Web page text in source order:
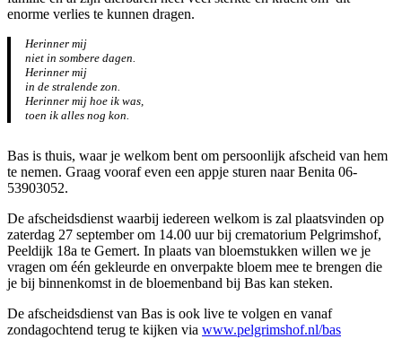
enorme verlies te kunnen dragen.
Herinner mij
niet in sombere dagen.
Herinner mij
in de stralende zon.
Herinner mij hoe ik was,
toen ik alles nog kon.
Bas is thuis, waar je welkom bent om persoonlijk afscheid van hem
te nemen. Graag vooraf even een appje sturen naar Benita 06-
53903052.
De afscheidsdienst waarbij iedereen welkom is zal plaatsvinden op
zaterdag 27 september om 14.00 uur bij crematorium Pelgrimshof,
Peeldijk 18a te Gemert. In plaats van bloemstukken willen we je
vragen om één gekleurde en onverpakte bloem mee te brengen die
je bij binnenkomst in de bloemenband bij Bas kan steken.
De afscheidsdienst van Bas is ook live te volgen en vanaf
zondagochtend terug te kijken via www.pelgrimshof.nl/bas